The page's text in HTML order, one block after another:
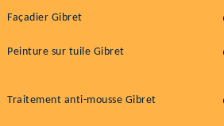
Façadier Gibret
Peinture sur tuile Gibret
Traitement anti-mousse Gibret